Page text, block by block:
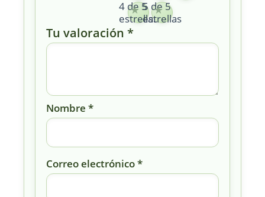
4 de 5
estrellas
5 de 5
estrellas
Tu valoración *
Nombre *
Correo electrónico*